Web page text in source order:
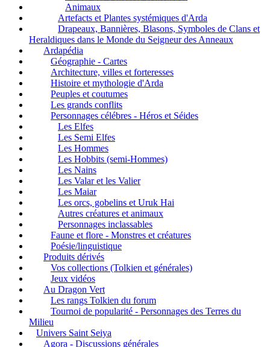
Animaux
Artefacts et Plantes systémiques d'Arda
Drapeaux, Bannières, Blasons, Symboles de Clans et
Heraldiques dans le Monde du Seigneur des Anneaux
Ardapédia
Géographie - Cartes
Architecture, villes et forteresses
Histoire et mythologie d'Arda
Peuples et coutumes
Les grands conflits
Personnages célébres - Héros et Séides
Les Elfes
Les Semi Elfes
Les Hommes
Les Hobbits (semi-Hommes)
Les Nains
Les Valar et les Valier
Les Maiar
Les orcs, gobelins et Uruk Hai
Autres créatures et animaux
Personnages inclassables
Faune et flore - Monstres et créatures
Poésie/linguistique
Produits dérivés
Vos collections (Tolkien et générales)
Jeux vidéos
Au Dragon Vert
Les rangs Tolkien du forum
Tournoi de popularité - Personnages des Terres du
Milieu
Univers Saint Seiya
Agora - Discussions générales